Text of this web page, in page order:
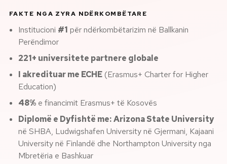
FAKTE NGA ZYRA NDËRKOMBËTARE
Institucioni #1 për ndërkombëtarizim në Ballkanin
Perëndimor
221+ universitete partnere globale
I akredituar me ECHE (Erasmus+ Charter for Higher
Education)
48% e financimit Erasmus+ të Kosovës
Diplomë e Dyfishtë me:Arizona State University
në SHBA, Ludwigshafen University në Gjermani, Kajaani
University në Finlandë dhe Northampton University nga
Mbretëria e Bashkuar